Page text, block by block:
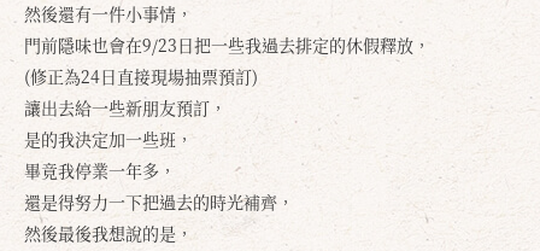
然後還有一件小事情，
門前隱味也會在9/23日把一些我過去排定的休假釋放，
(修正為24日直接現場抽票預訂)
讓出去給一些新朋友預訂，
是的我決定加一些班，
畢竟我停業一年多，
還是得努力一下把過去的時光補齊，
然後最後我想說的是，